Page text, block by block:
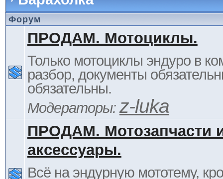
Форум
ПРОДАМ. Мотоциклы.
Только мотоциклы эндуро в
разбор, документы
обязательны.
Модераторы: z-luka
ПРОДАМ. Мотозапчасти
аксессуары.
Всё на эндурную мототему,